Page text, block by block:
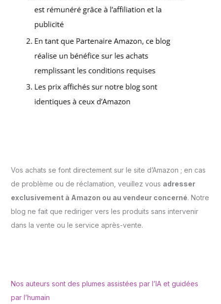
Vos achats se font directement sur le site d’Amazon ; en cas
de problème ou de réclamation, veuillez vous adresser
exclusivement à Amazon ou au vendeur concerné. Notre
blog ne fait que rediriger vers les produits sans intervenir
dans la vente ou le service après-vente.
Nos auteurs sont des plumes assistées par l’IA et guidées
par l’humain